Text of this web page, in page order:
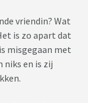
vriendin? Wat
is zo apart dat
misgegaan met
niks en is zij